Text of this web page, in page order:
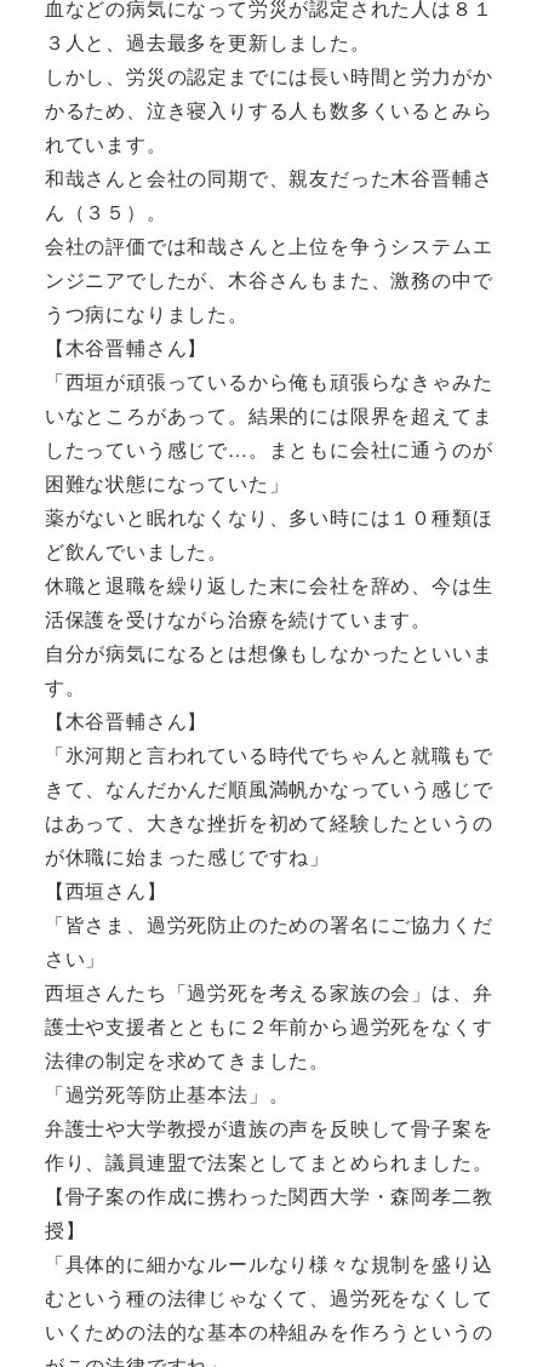
血などの病気になって労災が認定された人は８１
３人と、過去最多を更新しました。
しかし、労災の認定までには長い時間と労力がか
かるため、泣き寝入りする人も数多くいるとみら
れています。
和哉さんと会社の同期で、親友だった木谷晋輔さ
ん（３５）。
会社の評価では和哉さんと上位を争うシステムエ
ンジニアでしたが、木谷さんもまた、激務の中で
うつ病になりました。
【木谷晋輔さん】
「西垣が頑張っているから俺も頑張らなきゃみた
いなところがあって。結果的には限界を超えてま
したっていう感じで…。まともに会社に通うのが
困難な状態になっていた」
薬がないと眠れなくなり、多い時には１０種類ほ
ど飲んでいました。
休職と退職を繰り返した末に会社を辞め、今は生
活保護を受けながら治療を続けています。
自分が病気になるとは想像もしなかったといいま
す。
【木谷晋輔さん】
「氷河期と言われている時代でちゃんと就職もで
きて、なんだかんだ順風満帆かなっていう感じで
はあって、大きな挫折を初めて経験したというの
が休職に始まった感じですね」
【西垣さん】
「皆さま、過労死防止のための署名にご協力くだ
さい」
西垣さんたち「過労死を考える家族の会」は、弁
護士や支援者とともに２年前から過労死をなくす
法律の制定を求めてきました。
「過労死等防止基本法」。
弁護士や大学教授が遺族の声を反映して骨子案を
作り、議員連盟で法案としてまとめられました。
【骨子案の作成に携わった関西大学・森岡孝二教
授】
「具体的に細かなルールなり様々な規制を盛り込
むという種の法律じゃなくて、過労死をなくして
いくための法的な基本の枠組みを作ろうというの